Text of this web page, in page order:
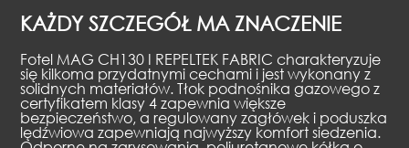
KAŻDY SZCZEGÓŁ MA ZNACZENIE
Fotel MAG CH130 I REPELTEK FABRIC charakteryzuje
się kilkoma przydatnymi cechami i jest wykonany z
solidnych materiałów. Tłok podnośnika gazowego z
certyfikatem klasy 4 zapewnia większe
bezpieczeństwo, a regulowany zagłówek i poduszka
lędźwiowa zapewniają najwyższy komfort siedzenia.